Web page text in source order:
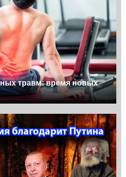
травм: время новых